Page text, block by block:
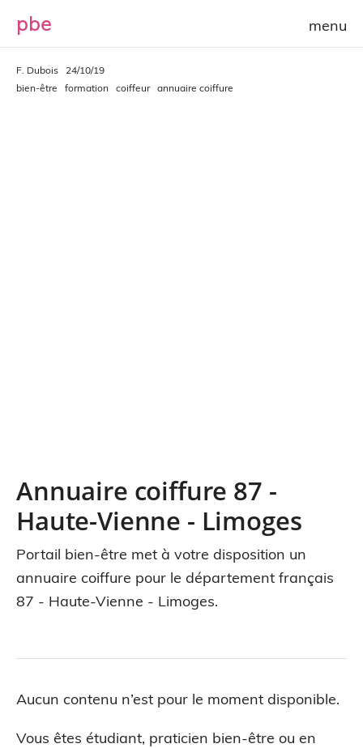
pbe
F. Dubois
24/10/19
bien-être
formation coiffeur annuaire coiffure
Annuaire coiffure 87 -
Haute-Vienne - Limoges
Portail bien-être met à votre disposition un
annuaire coiffure pour le département français
87 - Haute-Vienne - Limoges.
Aucun contenu n’est pour le moment disponible.
Vous êtes étudiant, praticien bien-être ou en